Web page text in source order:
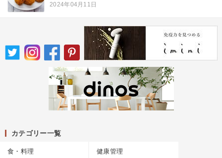
2024年04月11日
カテゴリー一覧
食・料理 健康管理